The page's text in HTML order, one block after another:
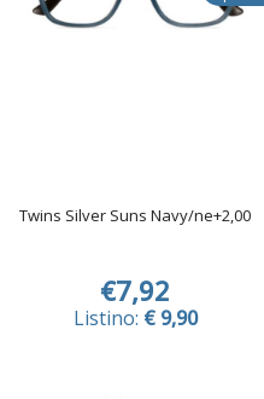
Twins Silver Suns Navy/ne+2,00
€7,92
Listino: € 9,90